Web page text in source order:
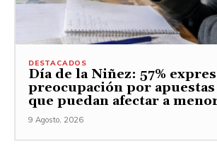
DESTACADOS
Día de la Niñez: 57%
preocupación por
que puedan afectar a
9 Agosto, 2026